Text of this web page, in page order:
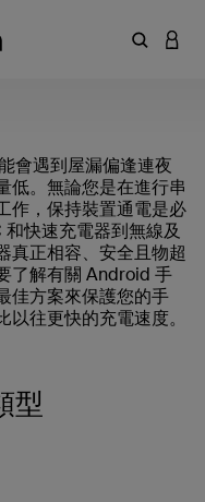
輸入關鍵
登入
會遇到屋漏偏逢連夜
低。無論您是在進行串
作，保持裝置通電是必
快速充電器到無線及
真正相容、安全且物超
了解有關 Android 手
佳方案來保護您的手
往更快的充電速度。
型